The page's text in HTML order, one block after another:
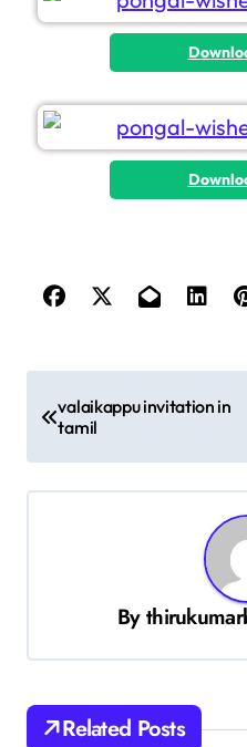
valaikappu invitation in
tamil
By
Related Posts